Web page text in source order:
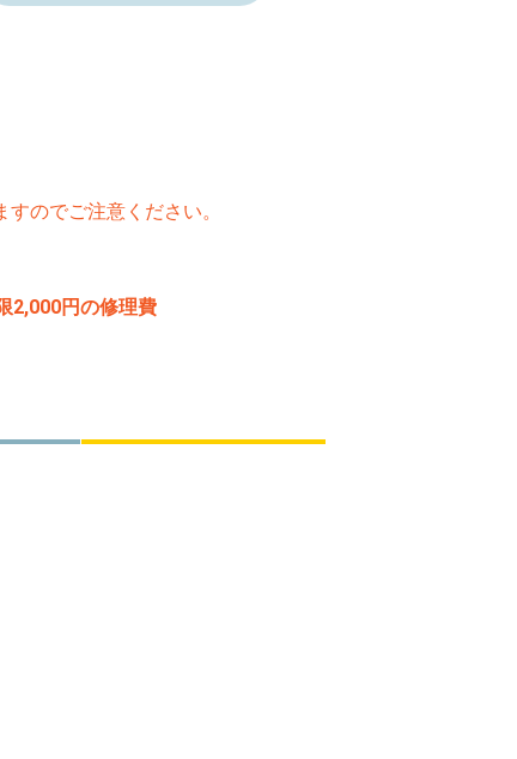
のでご注意ください。
2,000円の修理費